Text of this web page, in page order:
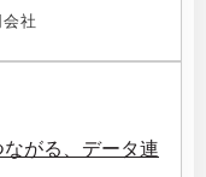
社
がる、データ連